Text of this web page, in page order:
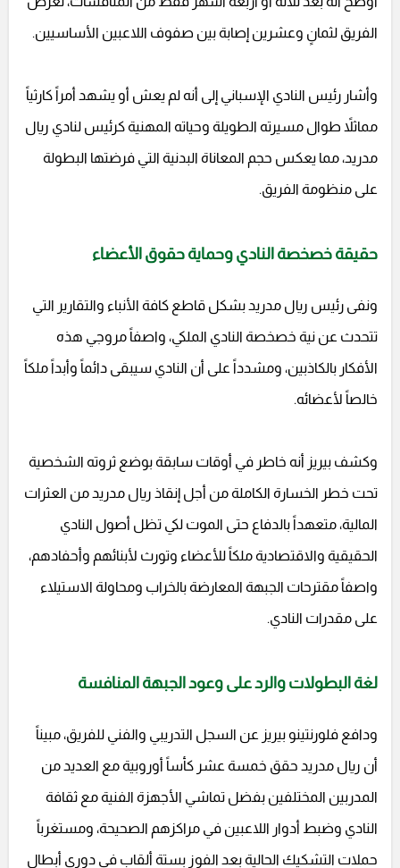
الفريق لثمانٍ وعشرين إصابة بين صفوف اللاعبين الأساسيين.
وأشار رئيس النادي الإسباني إلى أنه لم يعش أو يشهد أمراً كارثياً
مماثلاً طوال مسيرته الطويلة وحياته المهنية كرئيس لنادي ريال
مدريد، مما يعكس حجم المعاناة البدنية التي فرضتها البطولة
على منظومة الفريق.
حقيقة خصخصة النادي وحماية حقوق الأعضاء
ونفى رئيس ريال مدريد بشكل قاطع كافة الأنباء والتقارير التي
تتحدث عن نية خصخصة النادي الملكي، واصفاً مروجي هذه
الأفكار بالكاذبين، ومشدداً على أن النادي سيبقى دائماً وأبداً ملكاً
خالصاً لأعضائه.
وكشف بيريز أنه خاطر في أوقات سابقة بوضع ثروته الشخصية
تحت خطر الخسارة الكاملة من أجل إنقاذ ريال مدريد من العثرات
المالية، متعهداً بالدفاع حتى الموت لكي تظل أصول النادي
الحقيقية والاقتصادية ملكاً للأعضاء وتورث لأبنائهم وأحفادهم،
واصفاً مقترحات الجبهة المعارضة بالخراب ومحاولة الاستيلاء
على مقدرات النادي.
لغة البطولات والرد على وعود الجبهة المنافسة
ودافع فلورنتينو بيريز عن السجل التدريبي والفني للفريق، مبيناً
أن ريال مدريد حقق خمسة عشر كأساً أوروبية مع العديد من
المدربين المختلفين بفضل تماشي الأجهزة الفنية مع ثقافة
النادي وضبط أدوار اللاعبين في مراكزهم الصحيحة، ومستغرباً
حملات التشكيك الحالية بعد الفوز بستة ألقاب في دوري أبطال